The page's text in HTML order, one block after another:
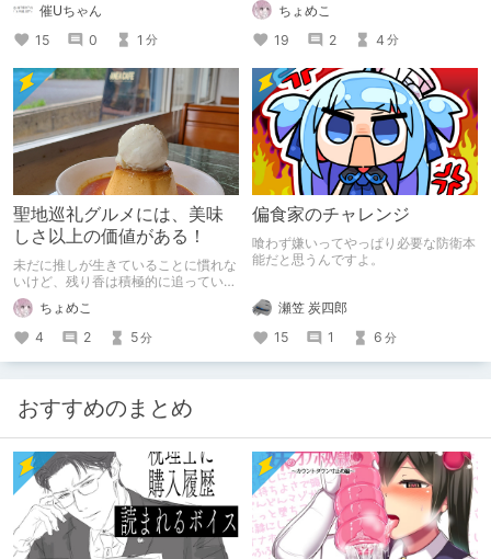
催Uちゃん
15
0 1 分
ちょめこ
19
2 4 分
聖地巡礼グルメには、美味
しさ以上の価値がある！
未だに推しが生きていることに慣れな
いけど、残り香は積極的に追ってい
く。
ちょめこ
4
2 5分
偏食家のチャレンジ
喰わず嫌いってやっぱり必要な防衛本
能だと思うんですよ。
瀬笠 炭四郎
15
1 6 分
おすすめのまとめ